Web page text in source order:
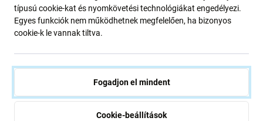
minőségben vagy a megjelenésben. Ha többet szeretne
megtudni a minőségről, olvassa el blogunkat, ahol
Összeszerelés és tippek:
kínálatunkban megtalálható speciális szerszámok
szükségesek az össze- és szétszereléshez
típusú cookie-kat és nyomkövetési technológiákat engedélyezi.
Egyes funkciók nem működhetnek megfelelően, ha bizonyos
cookie-k le vannak tiltva.
Fogadjon el mindent
Cookie-beállítások